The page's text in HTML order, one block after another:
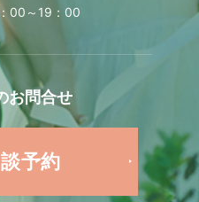
00～19：00
お問合せ
予約